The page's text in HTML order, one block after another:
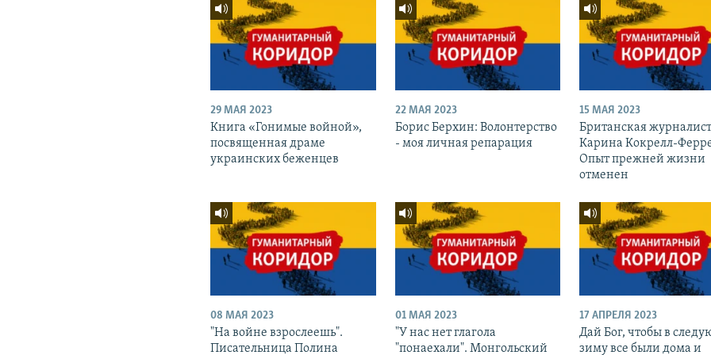
29 МАЯ 2023
Книга «Гонимые войной»,
посвященная драме
украинских беженцев
22 МАЯ 2023
Борис Берхин: Волонтерство
- моя личная репарация
15 МАЯ 2023
Британская
Карина Кокрелл-
Опыт прежней жизни
отменен
08 МАЯ 2023
"На войне взрослеешь".
Писательница Полина
01 МАЯ 2023
"У нас нет глагола
"понаехали". Монгольский
17 АПРЕЛЯ 2023
Дай Бог, чтобы в
зиму все были дома и